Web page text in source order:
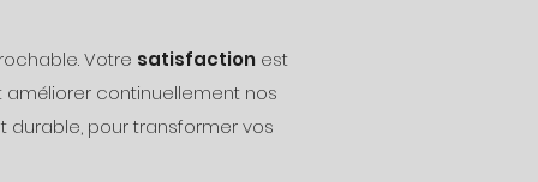
Votre satisfaction est
continuellement nos
durable, pour transformer vos